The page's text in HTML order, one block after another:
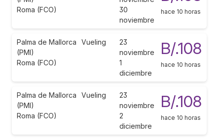
Roma (FCO)
30
noviembre
hace 10 horas
Palma de Mallorca
(PMI)
Roma (FCO)
Vueling
23
noviembre
1
diciembre
B/.108
hace 10 horas
Palma de Mallorca
(PMI)
Roma (FCO)
Vueling
23
noviembre
2
diciembre
B/.108
hace 10 horas